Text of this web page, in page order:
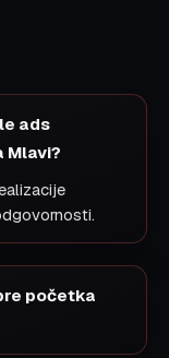
ads
Mlavi?
početka